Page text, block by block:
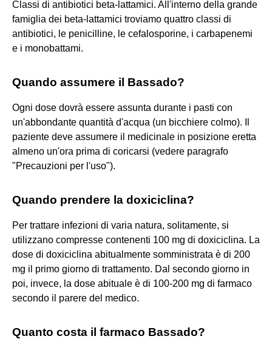
Classi di antibiotici beta-lattamici. All'interno della grande
famiglia dei beta-lattamici troviamo quattro classi di
antibiotici, le penicilline, le cefalosporine, i carbapenemi
e i monobattami.
Quando assumere il Bassado?
Ogni dose dovrà essere assunta durante i pasti con
un'abbondante quantità d'acqua (un bicchiere colmo). Il
paziente deve assumere il medicinale in posizione eretta
almeno un'ora prima di coricarsi (vedere paragrafo
"Precauzioni per l'uso").
Quando prendere la doxiciclina?
Per trattare infezioni di varia natura, solitamente, si
utilizzano compresse contenenti 100 mg di doxiciclina. La
dose di doxiciclina abitualmente somministrata è di 200
mg il primo giorno di trattamento. Dal secondo giorno in
poi, invece, la dose abituale è di 100-200 mg di farmaco
secondo il parere del medico.
Quanto costa il farmaco Bassado?